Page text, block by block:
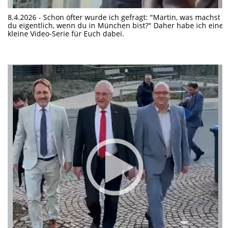
8.4.2026 - Schon öfter wurde ich gefragt: "Martin, was machst
du eigentlich, wenn du in München bist?" Daher habe ich eine
kleine Video-Serie für Euch dabei.